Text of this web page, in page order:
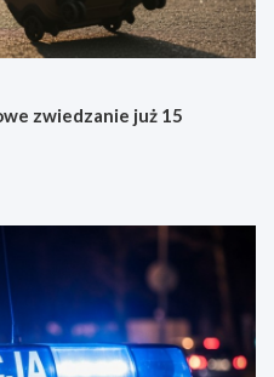
zwiedzanie już 15